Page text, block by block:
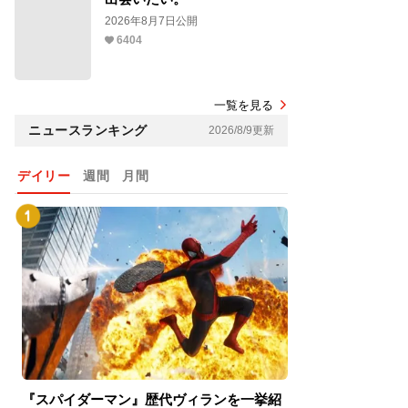
2026年8月7日公開
6404
一覧を見る
ニュースランキング 2026/8/9更新
デイリー 週間 月間
『スパイダーマン』歴代ヴィランを一挙紹